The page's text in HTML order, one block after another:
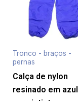
Tronco - braços -
pernas
Calça de nylon
resinado em azul